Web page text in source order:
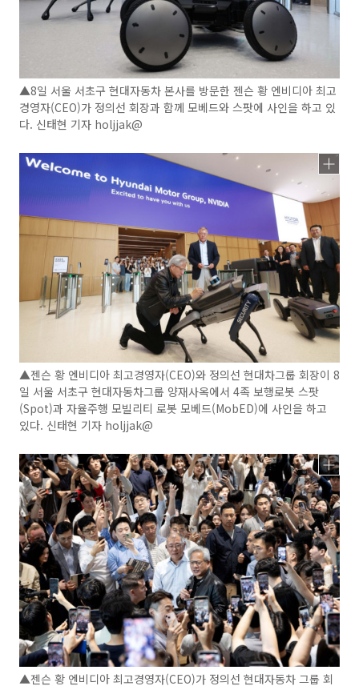
▲8일 서울 서초구 현대자동차 본사를 방문한 젠슨 황 엔비디아 최고
경영자(CEO)가 정의선 회장과 함께 모베드와 스팟에 사인을 하고 있
다. 신태현 기자 holjjak@
▲젠슨 황 엔비디아 최고경영자(CEO)와 정의선 현대차그룹 회장이 8
일 서울 서초구 현대자동차그룹 양재사옥에서 4족 보행로봇 스팟
(Spot)과 자율주행 모빌리티 로봇 모베드(MobED)에 사인을 하고
있다. 신태현 기자 holjjak@
▲젠슨 황 엔비디아 최고경영자(CEO)가 정의선 현대자동차 그룹 회